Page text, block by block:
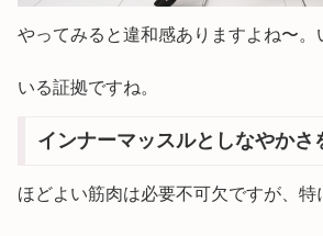
やってみると違和感ありますよね〜。
いる証拠ですね。
インナーマッスルとしなやかさ
ほどよい筋肉は必要不可欠ですが、特